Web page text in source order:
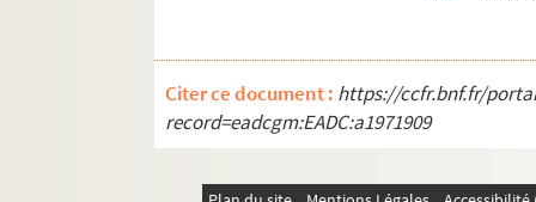
Citer ce document : https://ccfr.bnf.fr/
record=eadcgm:EADC:a1971909